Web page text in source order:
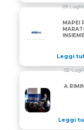
03
MAPEI
Leggi
A RIMINI PER
02
A
Leggi